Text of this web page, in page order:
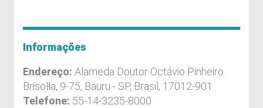
Informações
Endereço: Alameda Doutor Octávio Pinheiro
Brisolla, 9-75, Bauru - SP, Brasil, 17012-901
Telefone: 55-14-3235-8000